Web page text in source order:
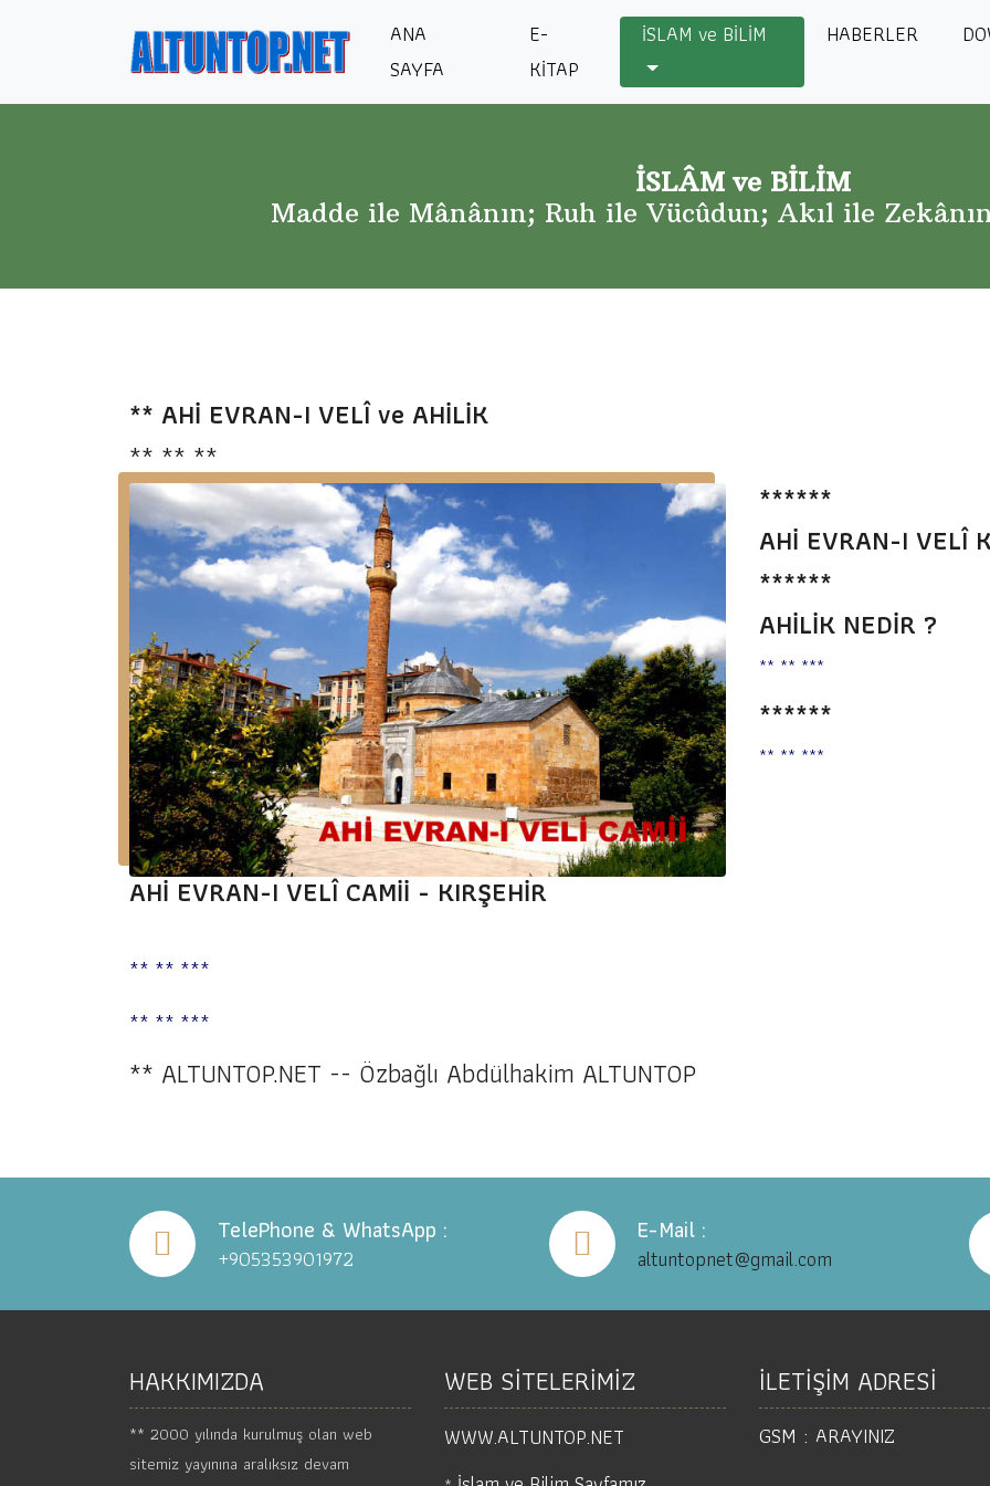
ANA
SAYFA
E-
KİTAP
İSLAM ve BİLİM HABERLER
İSLÂM ve BİLİM
Madde ile Mânânın; Ruh ile Vücûdun; Akıl ile
** AHİ EVRAN-I VELÎ ve AHİLİK
** ** **
AHİ EVRAN-I VELÎ CAMİİ - KIRŞEHİR
******
AHİ EVRAN-I VELÎ
******
AHİLİK NEDİR ?
** ** ***
******
** ** ***
** ** ***
** ** ***
** ALTUNTOP.NET -- Özbağlı Abdülhakim ALTUNTOP
TelePhone & WhatsApp :
+905353901972
E-Mail :
altuntopnet@gmail.com
HAKKIMIZDA
** 2000 yılında kurulmuş olan web
sitemiz yayınına aralıksız devam
WEB SİTELERİMİZ
WWW.ALTUNTOP.NET
İLETİŞİM ADRESİ
GSM : ARAYINIZ